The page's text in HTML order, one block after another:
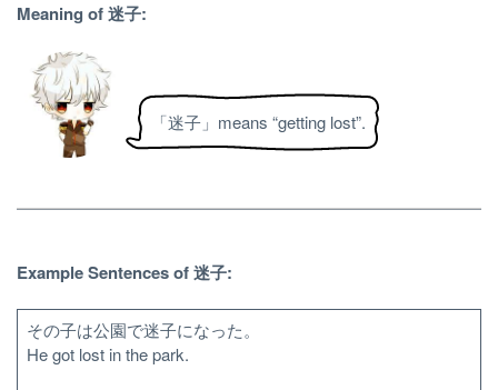
Meaning of 迷子:
「迷子」means “getting lost”.
Example Sentences of 迷子:
その子は公園で迷子になった。
He got lost in the park.